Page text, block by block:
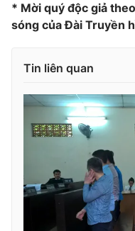
VTV Money
VTV Sức khoẻ
Thị trường 24h
VTV4
VTV9
Liên hệ tòa soạn
* Mời quý độc giả
sóng của Đài Truyền
Tin liên quan